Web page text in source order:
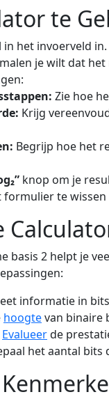
te
het invoerveld in.
je wilt dat
Zie hoe
Krijg
Begrijp hoe het
knop om je
formulier te
basis 2 helpt je
informatie in
hoogtevan binaire
Evalueerde
het aantal bits